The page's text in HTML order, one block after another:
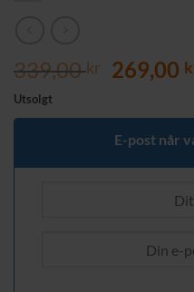
339,00kr
var:
339,00
269,00
Utsolgt
E-post når